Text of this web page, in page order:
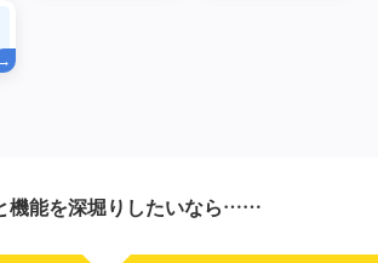
機能を深堀りしたいなら……